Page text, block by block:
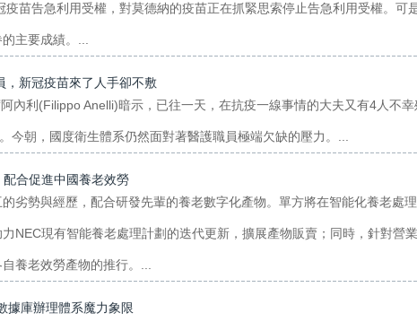
疫苗告急利用受權，對莫德納的疫苗正在抓緊思索停止告急利用受權。可
主要成績。...
新冠疫苗來了人手卻不敷
內利(Filippo Anelli)暗示，已往一天，在抗疫一線事情的大夫又有4人不
今朝，國度衛生體系仍然面對著醫護職員極端欠缺的壓力。...
合促進中國養老效勞
劣勢與經歷，配合研發先輩的養老數字化產物。單方將在智能化養老處
NEC現有智能養老處理計劃的迭代更新，擴展產物販賣；同時，針對營
養老效勞產物的推行。...
據庫辦理體系魔力象限